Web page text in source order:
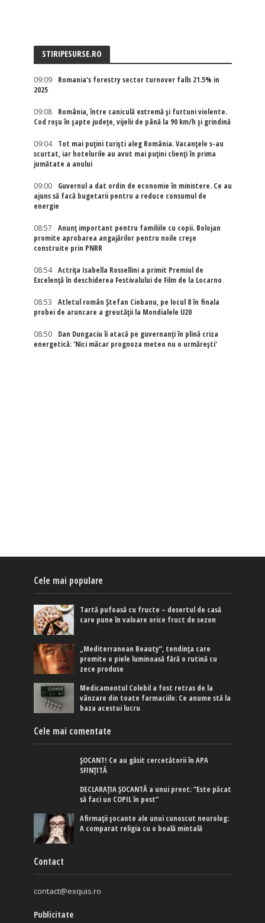
STIRIPESURSE.RO
09:09
Romania's forestry sector turnover falls 21.5% in
2025
09:08
România, între caniculă extremă și furtuni violente.
Cod roșu în șapte județe, vijelii de până la 90 km/h și grindină
09:04
Tot mai puțini turiști aleg România. Vacanțele s-au
scurtat, iar hotelurile au avut mai puțini clienți în prima
jumătate a anului
09:00
Guvernul a dat ordin de economie în ministere. Ce au
ajuns să facă bugetarii pentru a reduce consumul de
energie
08:57
Anunț important pentru familiile cu copii. Bolojan
promite aprobarea angajărilor pentru noile creșe
construite prin PNRR
08:54
Actriţa Isabella Rossellini a primit Premiul de
Excelenţă în deschiderea Festivalului de Film de la Locarno
08:53
Atletul român Ștefan Ciobanu, pe locul 8 în finala
probei de aruncare a greutății la Mondialele U20
08:50
Dan Dungaciu îi atacă pe guvernanți în plină criza
energetică: 'Nici măcar prognoza meteo nu o urmărești'
Cele mai populare
Tartă pufoasă cu fructe – desertul de casă
care pune în valoare orice fruct de sezon
„Mediterranean Beauty”, tendința care
promite o piele luminoasă fără o rutină cu
zece produse
Medicamentul Colebil a fost retras de la
vânzare din toate farmaciile: Ce anume stă la
baza acestui lucru
Cele mai comentate
ȘOCANT! Ce au găsit cercetătorii în APA
SFINȚITĂ
DECLARAȚIA ȘOCANTĂ a unui preot: ”Este păcat
să faci un COPIL în post”
Afirmaţii şocante ale unui cunoscut neurolog:
A comparat religia cu o boală mintală
Contact
contact@exquis.ro
Publicitate